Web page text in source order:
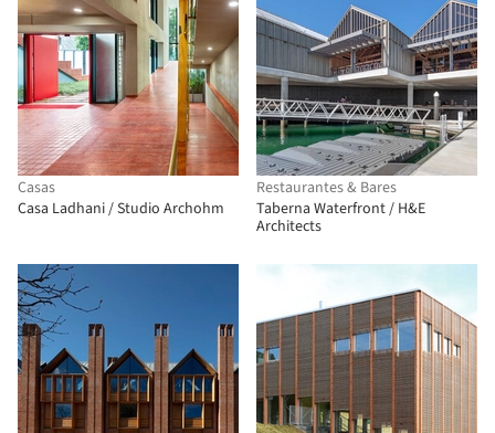
Casas
Casa Ladhani / Studio Archohm
Restaurantes & Bares
Taberna Waterfront / H&E
Architects